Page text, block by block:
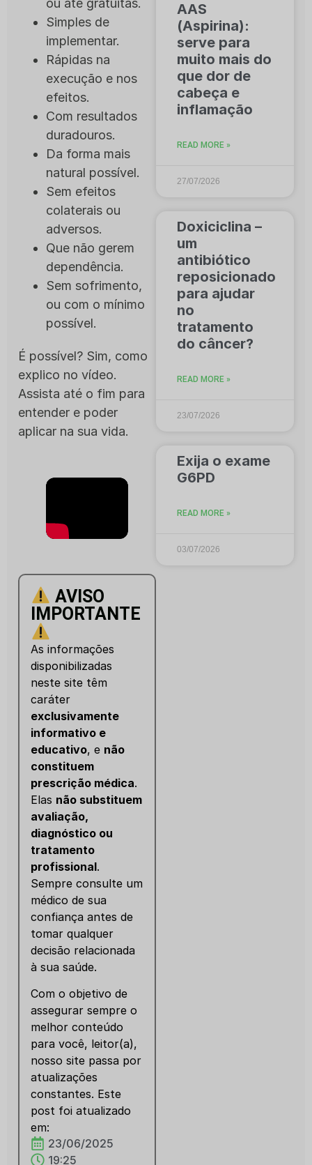
ou até gratuitas.
Simples de
implementar.
Rápidas na
execução e nos
efeitos.
Com resultados
duradouros.
Da forma mais
natural possível.
Sem efeitos
colaterais ou
adversos.
Que não gerem
dependência.
Sem sofrimento,
ou com o mínimo
possível.
É possível? Sim, como
explico no vídeo.
Assista até o fim para
entender e poder
aplicar na sua vida.
AVISO
IMPORTANTE
As informações
disponibilizadas
neste site têm
caráter
exclusivamente
informativo e
educativo, e não
constituem
prescrição médica.
Elas não substituem
avaliação,
diagnóstico ou
tratamento
profissional.
Sempre consulte um
médico de sua
confiança antes de
tomar qualquer
decisão relacionada
à sua saúde.
Com o objetivo de
assegurar sempre o
melhor conteúdo
para você, leitor(a),
nosso site passa por
atualizações
constantes. Este
post foi atualizado
em:
23/06/2025
19:25
AAS
(Aspirina):
serve para
muito mais do
que dor de
cabeça e
inflamação
READ MORE »
27/07/2026
Doxiciclina –
um
antibiótico
reposicionado
para ajudar
no
tratamento
do câncer?
READ MORE »
23/07/2026
Exija o exame
G6PD
READ MORE »
03/07/2026